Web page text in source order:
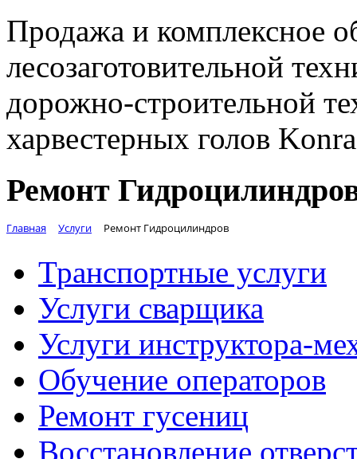
Продажа и комплексное
лесозаготовительной
дорожно-строительной
харвестерных голов
Ремонт
Главная Услуги Ремонт Гидроцилиндров
Транспортные услуги
Услуги сварщика
Услуги инструктора-
Обучение операторов
Ремонт гусениц
Восстановление